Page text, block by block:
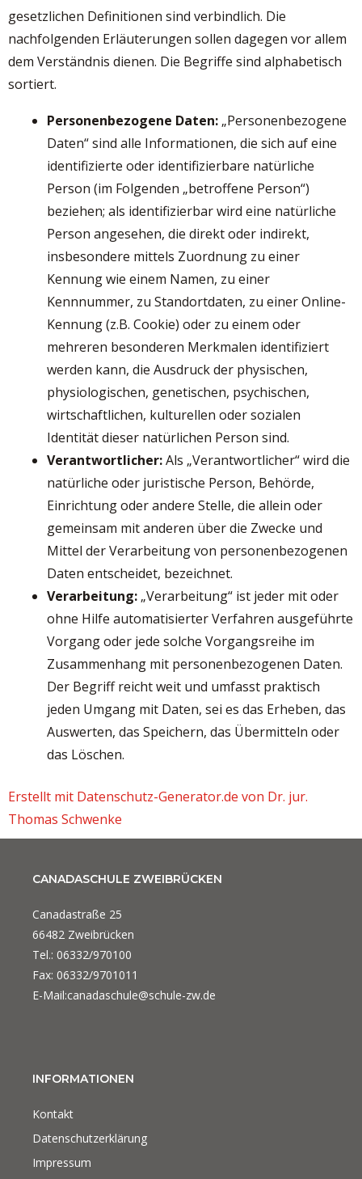
gesetzlichen Definitionen sind verbindlich. Die
nachfolgenden Erläuterungen sollen dagegen vor allem
dem Verständnis dienen. Die Begriffe sind alphabetisch
sortiert.
Personenbezogene Daten: „Personenbezogene
Daten“ sind alle Informationen, die sich auf eine
identifizierte oder identifizierbare natürliche
Person (im Folgenden „betroffene Person“)
beziehen; als identifizierbar wird eine natürliche
Person angesehen, die direkt oder indirekt,
insbesondere mittels Zuordnung zu einer
Kennung wie einem Namen, zu einer
Kennnummer, zu Standortdaten, zu einer Online-
Kennung (z.B. Cookie) oder zu einem oder
mehreren besonderen Merkmalen identifiziert
werden kann, die Ausdruck der physischen,
physiologischen, genetischen, psychischen,
wirtschaftlichen, kulturellen oder sozialen
Identität dieser natürlichen Person sind.
Verantwortlicher:Als „Verantwortlicher“ wird die
natürliche oder juristische Person, Behörde,
Einrichtung oder andere Stelle, die allein oder
gemeinsam mit anderen über die Zwecke und
Mittel der Verarbeitung von personenbezogenen
Daten entscheidet, bezeichnet.
Verarbeitung: „Verarbeitung“ ist jeder mit oder
ohne Hilfe automatisierter Verfahren ausgeführte
Vorgang oder jede solche Vorgangsreihe im
Zusammenhang mit personenbezogenen Daten.
Der Begriff reicht weit und umfasst praktisch
jeden Umgang mit Daten, sei es das Erheben, das
Auswerten, das Speichern, das Übermitteln oder
das Löschen.
Erstellt mit Datenschutz-Generator.de von Dr. jur.
Thomas Schwenke
CANADASCHULE ZWEIBRÜCKEN
Canadastraße 25
66482 Zweibrücken
Tel.: 06332/970100
Fax: 06332/9701011
E-Mail:canadaschule@schule-zw.de
INFORMATIONEN
Kontakt
Datenschutzerklärung
Impressum